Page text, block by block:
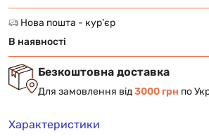
Нова пошта - кур'єр
В наявності
Безкоштовна доставка
Для замовлення від3000 грн по
Характеристики